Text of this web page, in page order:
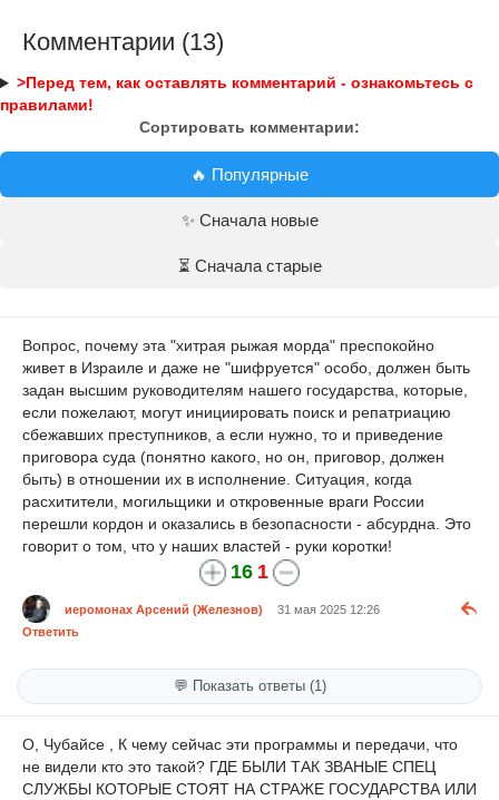
Комментарии (13)
>Перед тем, как оставлять комментарий - ознакомьтесь с
правилами!
Сортировать комментарии:
🔥 Популярные
✨ Сначала новые
⏳ Сначала старые
Вопрос, почему эта "хитрая рыжая морда" преспокойно
живет в Израиле и даже не "шифруется" особо, должен быть
задан высшим руководителям нашего государства, которые,
если пожелают, могут инициировать поиск и репатриацию
сбежавших преступников, а если нужно, то и приведение
приговора суда (понятно какого, но он, приговор, должен
быть) в отношении их в исполнение. Ситуация, когда
расхитители, могильщики и откровенные враги России
перешли кордон и оказались в безопасности - абсурдна. Это
говорит о том, что у наших властей - руки коротки!
16 1
иеромонах Арсений (Железнов)
31 мая 2025 12:26
Ответить
💬 Показать ответы (1)
О, Чубайсе , К чему сейчас эти программы и передачи, что
не видели кто это такой? ГДЕ БЫЛИ ТАК ЗВАНЫЕ СПЕЦ
СЛУЖБЫ КОТОРЫЕ СТОЯТ НА СТРАЖЕ ГОСУДАРСТВА ИЛИ